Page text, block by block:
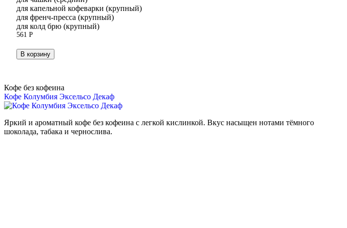
для капельной кофеварки (крупный)
для френч-пресса (крупный)
для колд брю (крупный)
561Р
В корзину
Кофе без кофеина
Кофе Колумбия Эксельсо Декаф
Яркий и ароматный кофе без кофеина с легкой кислинкой. Вкус насыщен нотами тёмного
шоколада, табака и чернослива.